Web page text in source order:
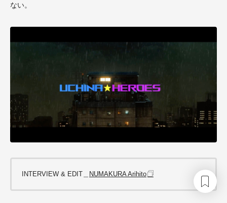
ない。
INTERVIEW & EDIT＿ NUMAKURA Arihito